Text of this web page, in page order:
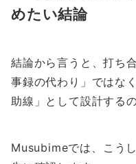
めたい結論
結論から言うと、打ち
事録の代わり」ではな
助線」として設計する
Musubimeでは、こう